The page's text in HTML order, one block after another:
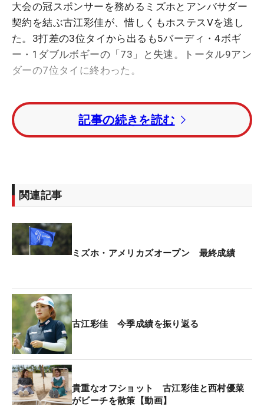
大会の冠スポンサーを務めるミズホとアンバサダー
契約を結ぶ古江彩佳が、惜しくもホステスVを逃し
た。3打差の3位タイから出るも5バーディ・4ボギ
ー・1ダブルボギーの「73」と失速。トータル9アン
ダーの7位タイに終わった。
ラウンド前から青×白のミズホカラーを身にまとう
ことは決めていた。最終組のひとつ前からティオフ
すると、2番でバーディを先行させる。さらに6番パ
だ。1つ落として迎えた9番では、2打目がグリーン
右手前のくぼみにこぼれたが、1メートルに寄せて
クナインへと入る。
る一打が出てしまう。
10番パー5。ティショットをフェアウェイに運ぶ
と、2打目は狙わずにレイアップを選択。ただ3打目
は手前10メートルと寄せきれずに、2パットのパー
にしてしまう。このセカンドショットが心残りだ。
「レイアップをせずに攻めていくべきだった。落と
してしまう理由にもなってしまったかな」。
記事の続きを読む
関連記事
ミズホ・アメリカズオープン 最終成績
古江彩佳 今季成績を振り返る
貴重なオフショット 古江彩佳と西村優菜
がビーチを散策【動画】